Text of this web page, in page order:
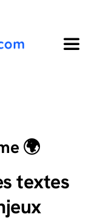
Toggle
🌍
textes